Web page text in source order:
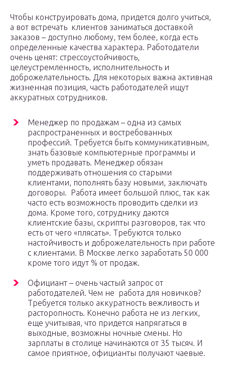
Чтобы конструировать дома, придется долго учиться,
а вот встречать клиентов заниматься доставкой
заказов – доступно любому, тем более, когда есть
определенные качества характера. Работодатели
очень ценят: стрессоустойчивость,
целеустремленность, исполнительность и
доброжелательность. Для некоторых важна активная
жизненная позиция, часть работодателей ищут
аккуратных сотрудников.
Менеджер по продажам – одна из самых
распространенных и востребованных
профессий. Требуется быть коммуникативным,
знать базовые компьютерные программы и
уметь продавать. Менеджер обязан
поддерживать отношения со старыми
клиентами, пополнять базу новыми, заключать
договоры. Работа имеет большой плюс, так как
часто есть возможность проводить сделки из
дома. Кроме того, сотруднику даются
клиентские базы, скрипты разговоров, так что
есть от чего «плясать». Требуются только
настойчивость и доброжелательность при работе
с клиентами. В Москве легко заработать 50 000
кроме того идут % от продаж.
Официант – очень частый запрос от
работодателей. Чем не работа для новичков?
Требуется только аккуратность вежливость и
расторопность. Конечно работа не из легких,
еще учитывая, что придется напрягаться в
выходные, возможны ночные смены. Но
зарплаты в столице начинаются от 35 тысяч. И
самое приятное, официанты получают чаевые.